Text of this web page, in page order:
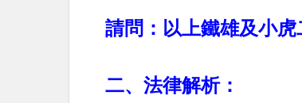
請問：以上鐵雄及小
二、法律解析：